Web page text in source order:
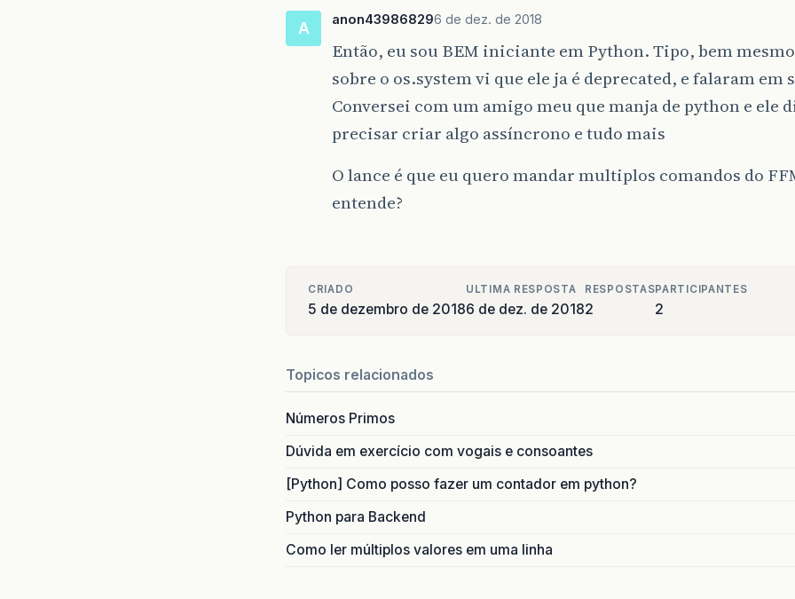
A anon439868296 de dez. de 2018
Então, eu sou BEM iniciante em Python. Tipo, bem
sobre o os.system vi que ele ja é deprecated, e falaram em
Conversei com um amigo meu que manja de python e ele
precisar criar algo assíncrono e tudo mais
O lance é que eu quero mandar multiplos comandos do
entende?
CRIADO
5 de dezembro de 2018
ULTIMA RESPOSTA
6 de dez. de 2018
RESPOSTAS
2
PARTICIPANTES
2
Topicos relacionados
Números Primos
Dúvida em exercício com vogais e consoantes
[Python] Como posso fazer um contador em python?
Python para Backend
Como ler múltiplos valores em uma linha